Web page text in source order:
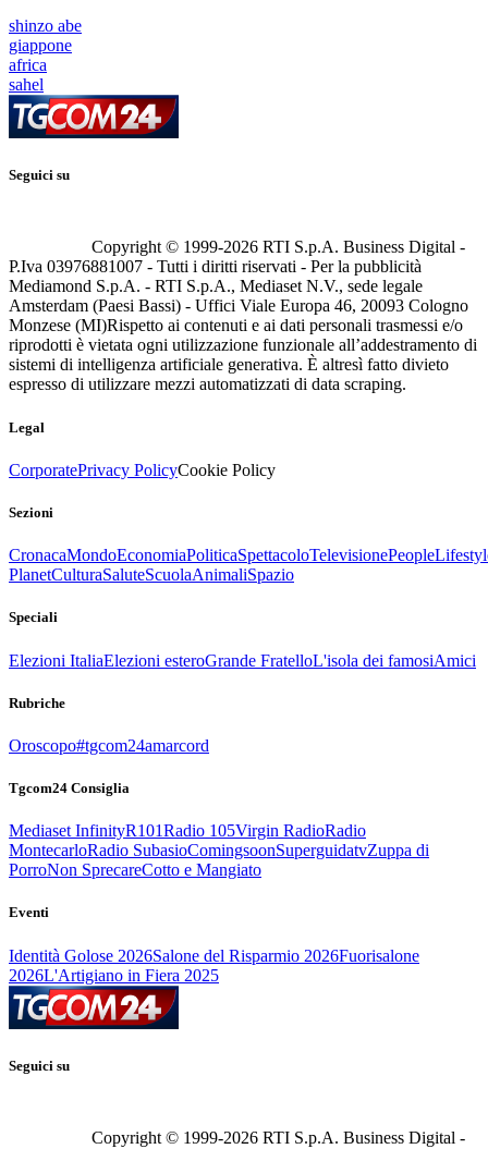
shinzo abe
giappone
africa
sahel
Seguici su
Copyright © 1999-2026 RTI S.p.A. Business Digital -
P.Iva 03976881007 - Tutti i diritti riservati - Per la pubblicità
Mediamond S.p.A. - RTI S.p.A., Mediaset N.V., sede legale
Amsterdam (Paesi Bassi) - Uffici Viale Europa 46, 20093 Cologno
Monzese (MI)Rispetto ai contenuti e ai dati personali trasmessi e/o
riprodotti è vietata ogni utilizzazione funzionale all’addestramento di
sistemi di intelligenza artificiale generativa. È altresì fatto divieto
espresso di utilizzare mezzi automatizzati di data scraping.
Legal
CorporatePrivacy PolicyCookie Policy
Sezioni
CronacaMondoEconomiaPoliticaSpettacoloTelevisionePeople
PlanetCulturaSaluteScuolaAnimaliSpazio
Speciali
Elezioni ItaliaElezioni esteroGrande FratelloL'isola dei famosiAmici
Rubriche
Oroscopo#tgcom24amarcord
Tgcom24 Consiglia
Mediaset InfinityR101Radio 105Virgin RadioRadio
MontecarloRadio SubasioComingsoonSuperguidatvZuppa di
PorroNon SprecareCotto e Mangiato
Eventi
Identità Golose 2026Salone del Risparmio 2026Fuorisalone
2026L'Artigiano in Fiera 2025
Seguici su
Copyright © 1999-2026 RTI S.p.A. Business Digital -